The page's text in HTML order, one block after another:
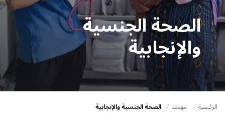
t
i
o
n
الصحة الجنسية
والإنجابية
الرئيسية مهمتنا الصحة الجنسية والإنجابية